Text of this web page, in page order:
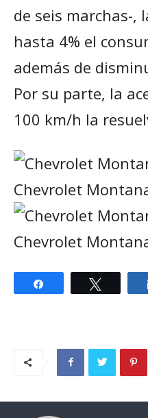
de seis marchas-,
hasta 4% el
además de
Por su parte, la
100 km/h la
Chevrolet
Chevrolet